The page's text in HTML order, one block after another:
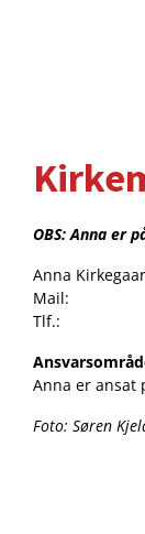
OBS: Anna er
Anna
Mail:
Tlf.:
Anna er ansat
Foto: Søren